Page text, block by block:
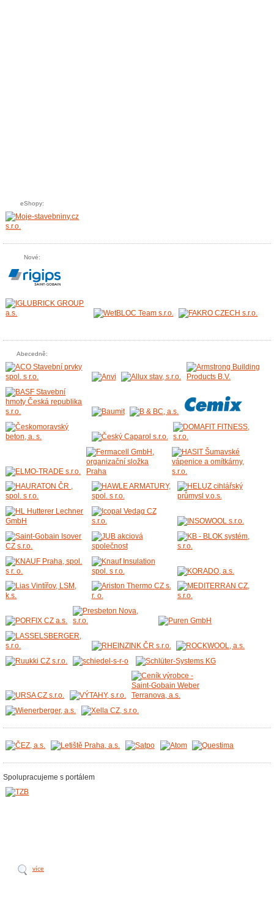
eShopy:
Nové:
Abecedně:
Spolupracujeme s portálem
více